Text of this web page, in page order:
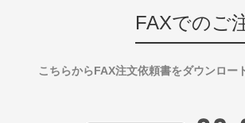
FAXでのご
こちらからFAX注文依頼書をダウンロー